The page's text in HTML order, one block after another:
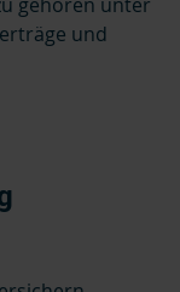
und